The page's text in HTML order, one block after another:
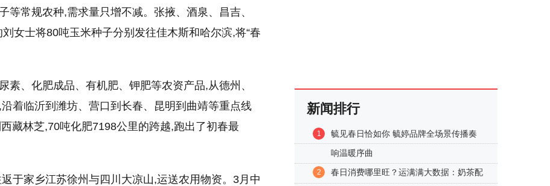
等常规农种,需求量只增不减。张掖、酒泉、昌吉、
女士将80吨玉米种子分别发往佳木斯和哈尔滨,将“春
素、化肥成品、有机肥、钾肥等农资产品,从德州、
着临沂到潍坊、营口到长春、昆明到曲靖等重点线
藏林芝,70吨化肥7198公里的跨越,跑出了初春最
于家乡江苏徐州与四川大凉山,运送农用物资。3月中
新闻排行
1
毓见春日恰如你 毓婷品牌全场景传播奏
响温暖序曲
2
春日消费哪里旺？运满满大数据：奶茶配